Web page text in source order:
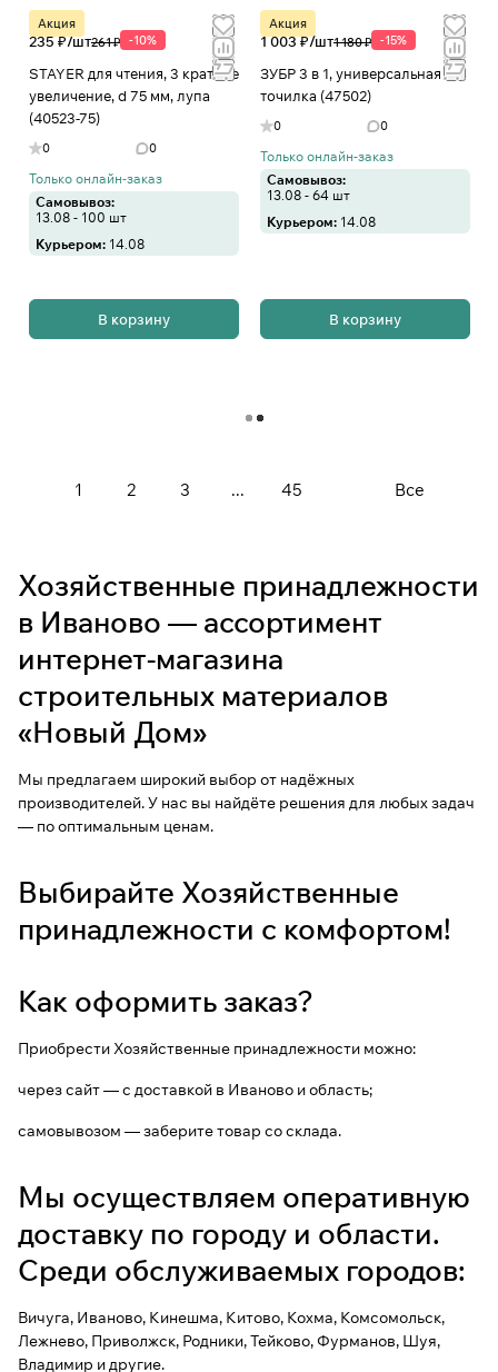
Акция
235 ₽/шт261 ₽ -10%
STAYER для чтения, 3 кратное
увеличение, d 75 мм, лупа
(40523-75)
0 0
Только онлайн-заказ
Самовывоз:
13.08 - 100 шт
Курьером: 14.08
В корзину
Акция
1 003 ₽/шт1 180 ₽ -15%
ЗУБР 3 в 1, универсальная
точилка (47502)
0 0
Только онлайн-заказ
Самовывоз:
13.08 - 64 шт
Курьером: 14.08
В корзину
Загрузить еще
1 2 3 ... 45 Все
Хозяйственные принадлежности
в Иваново — ассортимент
интернет-магазина
строительных материалов
«Новый Дом»
Мы предлагаем широкий выбор от надёжных
производителей. У нас вы найдёте решения для любых задач
— по оптимальным ценам.
Выбирайте Хозяйственные
принадлежности с комфортом!
Как оформить заказ?
Приобрести Хозяйственные принадлежности можно:
через сайт — с доставкой в Иваново и область;
самовывозом — заберите товар со склада.
Мы осуществляем оперативную
доставку по городу и области.
Среди обслуживаемых городов:
Вичуга, Иваново, Кинешма, Китово, Кохма, Комсомольск,
Лежнево, Приволжск, Родники, Тейково, Фурманов, Шуя,
Владимир и другие.